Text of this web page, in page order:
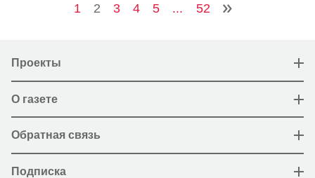
1 2 3 4 5 ... 52
Проекты
О газете
Обратная связь
Подписка